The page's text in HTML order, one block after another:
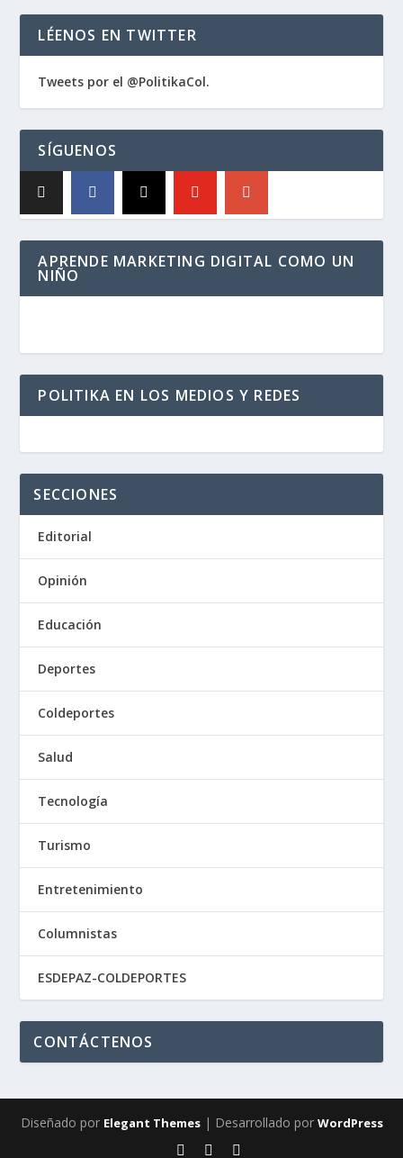
LÉENOS EN TWITTER
Tweets por el @PolitikaCol.
SÍGUENOS
APRENDE MARKETING DIGITAL COMO UN
NIÑO
POLITIKA EN LOS MEDIOS Y REDES
SECCIONES
Editorial
Opinión
Educación
Deportes
Coldeportes
Salud
Tecnología
Turismo
Entretenimiento
Columnistas
ESDEPAZ-COLDEPORTES
CONTÁCTENOS
Diseñado por Elegant Themes| Desarrollado por WordPress